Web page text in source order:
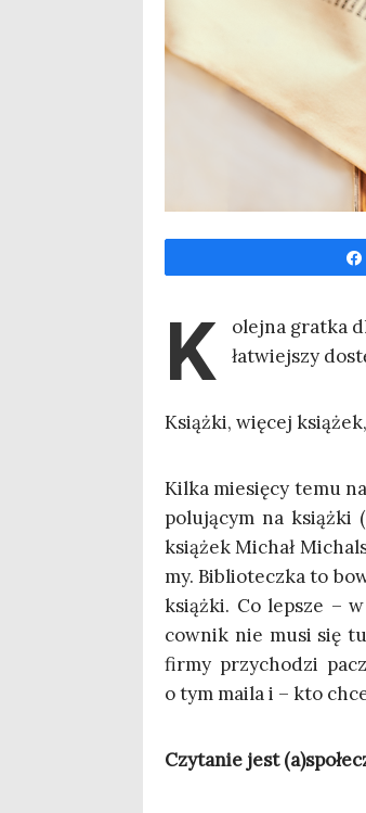
K
olej­na grat­ka
łatwiej­szy
Książ­ki, wię­cej
Kil­ka mie­się­cy temu
polu­ją­cym na książ­ki
ksią­żek Michał
my. Biblio­tecz­ka to
książ­ki. Co lep­sze –
cow­nik nie musi się
fir­my przy­cho­dzi
o tym maila i – kto
Czy­ta­nie jest